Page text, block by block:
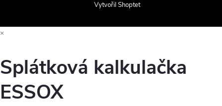
Vytvořil Shoptet
×
Splátková kalkulačka
ESSOX